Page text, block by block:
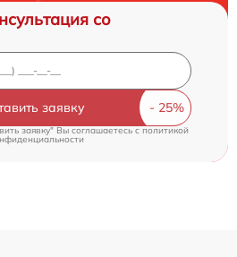
со
заявку
заявку" Вы соглашаетесь cполитикой